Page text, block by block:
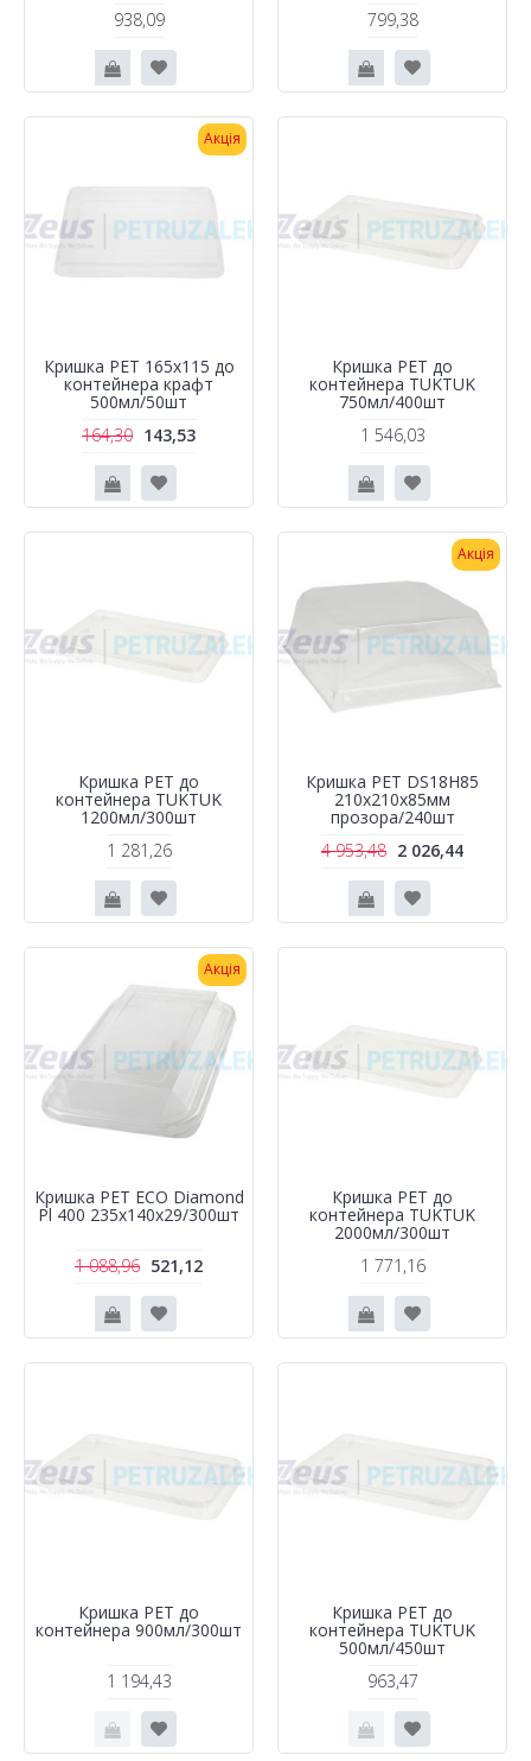
938,09
799,38
Акція
Кришка РЕТ 165х115 до
контейнера крафт
500мл/50шт
164,30 143,53
Кришка РЕТ до
контейнера TUKTUK
750мл/400шт
1 546,03
Кришка РЕТ до
контейнера TUKTUK
1200мл/300шт
1 281,26
Акція
Кришка PET DS18H85
210х210х85мм
прозора/240шт
4 953,48 2 026,44
Акція
Кришка РЕТ ECO Diamond
Pl 400 235х140х29/300шт
1 088,96 521,12
Кришка РЕТ до
контейнера TUKTUK
2000мл/300шт
1 771,16
Кришка РЕТ до
контейнера 900мл/300шт
1 194,43
Кришка РЕТ до
контейнера TUKTUK
500мл/450шт
963,47